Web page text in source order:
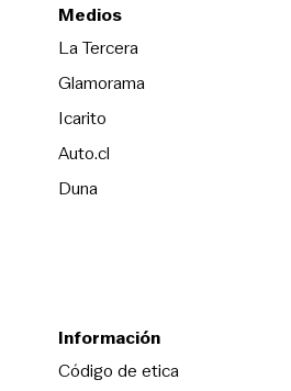
Medios
La Tercera
Glamorama
Icarito
Auto.cl
Duna
Información
Código de etica